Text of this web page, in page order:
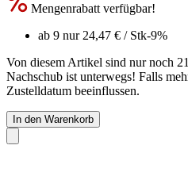
Mengenrabatt verfügbar!
ab 9 nur 24,47 € / Stk-9%
Von diesem Artikel sind nur noch
Nachschub ist unterwegs! Falls
Zustelldatum beeinflussen.
In den Warenkorb